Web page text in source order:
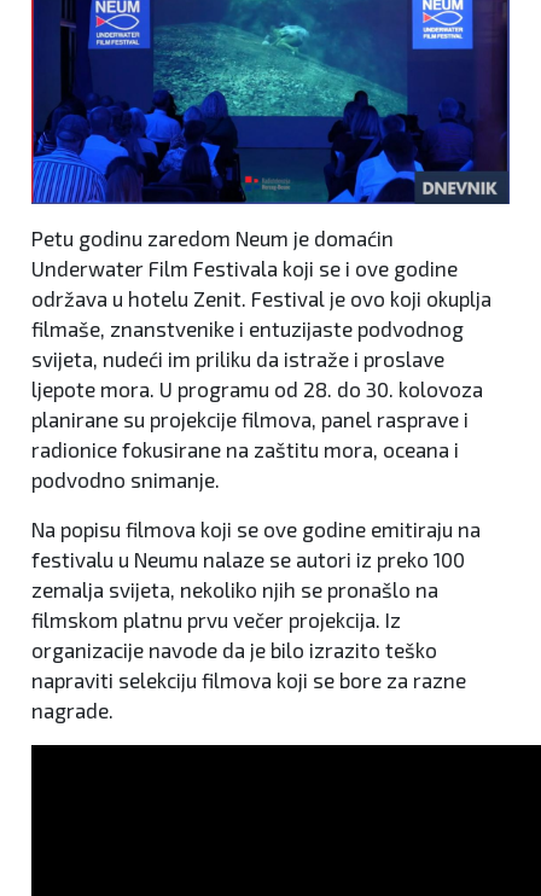
Petu godinu zaredom Neum je domaćin
Underwater Film Festivala koji se i ove godine
održava u hotelu Zenit. Festival je ovo koji okuplja
filmaše, znanstvenike i entuzijaste podvodnog
svijeta, nudeći im priliku da istraže i proslave
ljepote mora. U programu od 28. do 30. kolovoza
planirane su projekcije filmova, panel rasprave i
radionice fokusirane na zaštitu mora, oceana i
podvodno snimanje.
Na popisu filmova koji se ove godine emitiraju na
festivalu u Neumu nalaze se autori iz preko 100
zemalja svijeta, nekoliko njih se pronašlo na
filmskom platnu prvu večer projekcija. Iz
organizacije navode da je bilo izrazito teško
napraviti selekciju filmova koji se bore za razne
nagrade.